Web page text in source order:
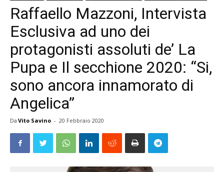
Raffaello Mazzoni, Intervista
Esclusiva ad uno dei
protagonisti assoluti de’ La
Pupa e Il secchione 2020: “Si,
sono ancora innamorato di
Angelica”
Da Vito Savino - 20 Febbraio 2020